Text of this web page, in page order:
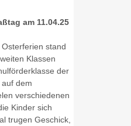
am 11.04.25
stand
Klassen
der
dem
verschiedenen
Kinder sich
trugen Geschick,